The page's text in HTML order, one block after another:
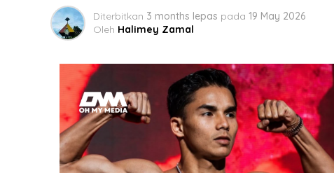
Diterbitkan 3 months lepas pada 19 May 2026
Oleh Halimey Zamal